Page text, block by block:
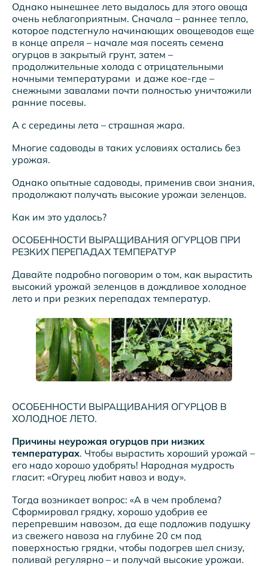
Однако нынешнее лето выдалось для этого овоща
очень неблагоприятным. Сначала – раннее тепло,
которое подстегнуло начинающих овощеводов еще
в конце апреля – начале мая посеять семена
огурцов в закрытый грунт, затем –
продолжительные холода с отрицательными
ночными температурами и даже кое-где –
снежными завалами почти полностью уничтожили
ранние посевы.
А с середины лета – страшная жара.
Многие садоводы в таких условиях остались без
урожая.
Однако опытные садоводы, применив свои знания,
продолжают получать высокие урожаи зеленцов.
Как им это удалось?
ОСОБЕННОСТИ ВЫРАЩИВАНИЯ ОГУРЦОВ ПРИ
РЕЗКИХ ПЕРЕПАДАХ ТЕМПЕРАТУР
Давайте подробно поговорим о том, как вырастить
высокий урожай зеленцов в дождливое холодное
лето и при резких перепадах температур.
ОСОБЕННОСТИ ВЫРАЩИВАНИЯ ОГУРЦОВ В
ХОЛОДНОЕ ЛЕТО.
Причины неурожая огурцов при низких
температурах. Чтобы вырастить хороший урожай –
его надо хорошо удобрять! Народная мудрость
гласит: «Огурец любит навоз и воду».
Тогда возникает вопрос: «А в чем проблема?
Сформировал грядку, хорошо удобрив ее
перепревшим навозом, да еще подложив подушку
из свежего навоза на глубине 20 см под
поверхностью грядки, чтобы подогрев шел снизу,
поливай регулярно – и получай высокие урожаи.